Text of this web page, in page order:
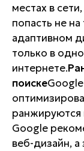
местах в
попасть не
адаптивном
только в
интернете.
поискеGoogle
ранжируются
Google
веб-дизайн, а